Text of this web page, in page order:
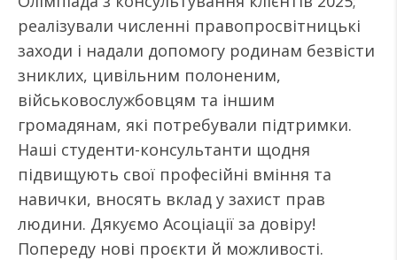
реалізували численні правопросвітницькі
заходи і надали допомогу родинам безвісти
зниклих, цивільним полоненим,
військовослужбовцям та іншим
громадянам, які потребували підтримки.
Наші студенти-консультанти щодня
підвищують свої професійні вміння та
навички, вносять вклад у захист прав
людини. Дякуємо Асоціації за довіру!
Попереду нові проєкти й можливості.